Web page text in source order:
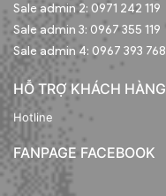
Sale admin 2: 0971 242 119
Sale admin 3: 0967 355 119
Sale admin 4: 0967 393 768
HỖ TRỢ KHÁCH HÀNG
Hotline
FANPAGE FACEBOOK